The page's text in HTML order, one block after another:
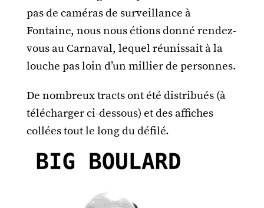
pas de caméras de surveillance à
Fontaine, nous nous étions donné rendez-
vous au Carnaval, lequel réunissait à la
louche pas loin d’un millier de personnes.
De nombreux tracts ont été distribués (à
télécharger ci-dessous) et des affiches
collées tout le long du défilé.